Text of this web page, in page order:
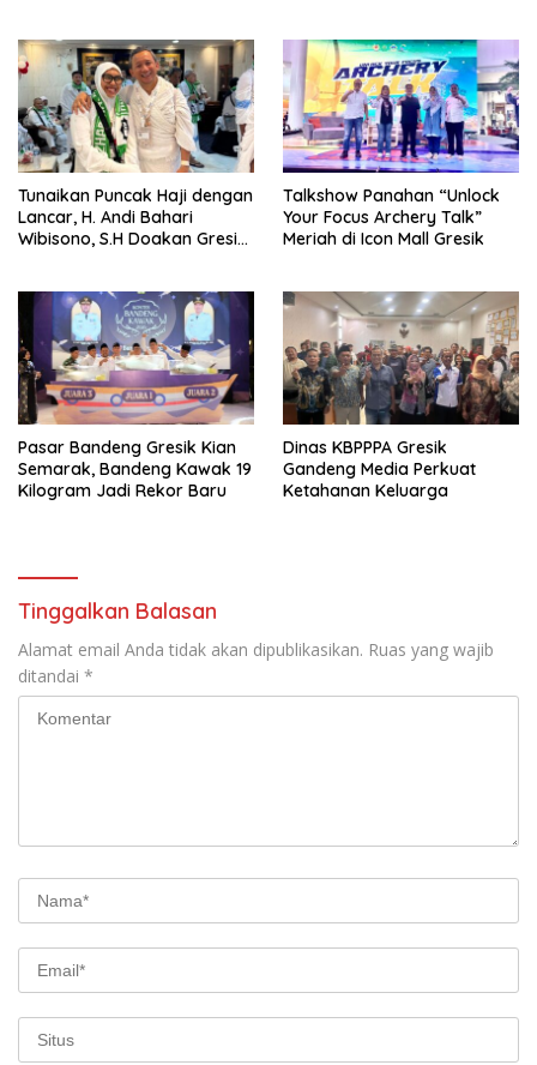
Tunaikan Puncak Haji dengan
Lancar, H. Andi Bahari
Wibisono, S.H Doakan Gresik
Talkshow Panahan “Unlock
Your Focus Archery Talk”
Meriah di Icon Mall Gresik
Pasar Bandeng Gresik Kian
Semarak, Bandeng Kawak 19
Kilogram Jadi Rekor Baru
Dinas KBPPPA Gresik
Gandeng Media Perkuat
Ketahanan Keluarga
Tinggalkan Balasan
Alamat email Anda tidak akan dipublikasikan. Ruas yang wajib
ditandai *